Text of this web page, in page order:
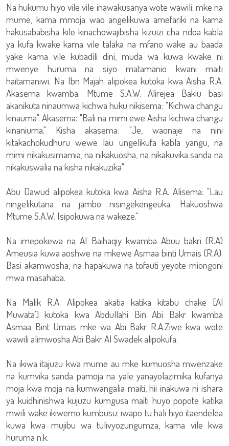
Na hukumu hiyo vile vile inawakusanya wote wawili; mke na
mume, kama mmoja wao angelikuwa amefariki na kama
hakusababisha kile kinachowajibisha kizuizi cha ndoa kabla
ya kufa kwake kama vile talaka na mfano wake au baada
yake kama vile kubadili dini, muda wa kuwa kwake ni
mwenye huruma na siyo matamanio kwani maiti
haitamaniwi. Na Ibn Majah alipokea kutoka kwa Aisha R.A.
Akasema kwamba: Mtume S.A.W. Alirejea Bakiu basi
akanikuta ninaumwa kichwa huku nikisema: "Kichwa changu
kinauma". Akasema: "Bali na mimi ewe Aisha kichwa changu
kinaniuma." Kisha akasema: "Je, waonaje na nini
kitakachokudhuru wewe lau ungelikufa kabla yangu, na
mimi nikakusimamia, na nikakuosha, na nikakuvika sanda na
nikakuswalia na kisha nikakuzika"
Abu Dawud alipokea kutoka kwa Aisha R.A. Alisema: "Lau
ningelikutana na jambo nisingekengeuka. Hakuoshwa
Mtume S.A.W. Isipokuwa na wakeze."
Na imepokewa na Al Baihaqiy kwamba Abuu bakri (R.A)
Ameusia kuwa aoshwe na mkewe Asmaa binti Umais (R.A).
Basi akamwosha, na hapakuwa na tofauti yeyote miongoni
mwa masahaba.
Na Malik R.A. Alipokea akatia katika kitabu chake [Al
Muwata'] kutoka kwa Abdullahi Bin Abi Bakr kwamba
Asmaa Bint Umais mke wa Abi Bakr R.A.Ziwe kwa wote
wawili alimwosha Abi Bakr Al Swadek alipokufa.
Na ikiwa itajuzu kwa mume au mke kumuosha mwenzake
na kumvika sanda pamoja na yale yanayolazimika kufanya
moja kwa moja na kumwangalia maiti, hii inakuwa ni ishara
ya kuidhinishwa kujuzu kumgusa maiti huyo popote katika
mwili wake ikiwemo kumbusu: iwapo tu hali hiyo itaendelea
kuwa kwa mujibu wa tulivyozungumza, kama vile kwa
huruma n.k.